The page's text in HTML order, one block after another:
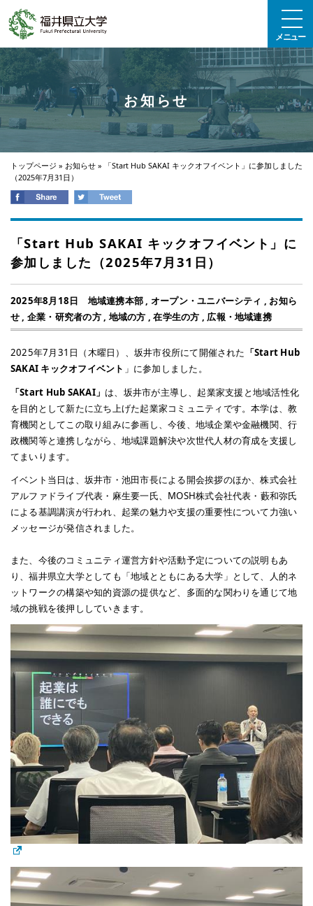
メニュー
お知らせ
トップページ » お知らせ »
「Start Hub SAKAI キックオフイベント」に参加しました
（2025年7月31日）
「Start Hub SAKAI キックオフイベント」に
参加しました（2025年7月31日）
2025年8月18日 地域連携本部 , オープン・ユニバーシティ , お知ら
せ , 企業・研究者の方, 地域の方 ,在学生の方 , 広報・地域連携
2025年7月31日（木曜日）、坂井市役所にて開催された 「Start Hub
SAKAI キックオフイベント 」に参加しました。
「Start Hub SAKAI」 は、坂井市が主導し、起業家支援と地域活性化
を目的として新たに立ち上げた起業家コミュニティです。本学は、教
育機関としてこの取り組みに参画し、今後、地域企業や金融機関、行
政機関等と連携しながら、地域課題解決や次世代人材の育成を支援し
てまいります。
イベント当日は、坂井市・池田市長による開会挨拶のほか、株式会社
アルファドライブ代表・麻生要一氏、MOSH株式会社代表・藪和弥氏
による基調講演が行われ、起業の魅力や支援の重要性について力強い
メッセージが発信されました。
また、今後のコミュニティ運営方針や活動予定についての説明もあ
り、福井県立大学としても「地域とともにある大学」として、人的ネ
ットワークの構築や知的資源の提供など、多面的な関わりを通じて地
域の挑戦を後押ししていきます。